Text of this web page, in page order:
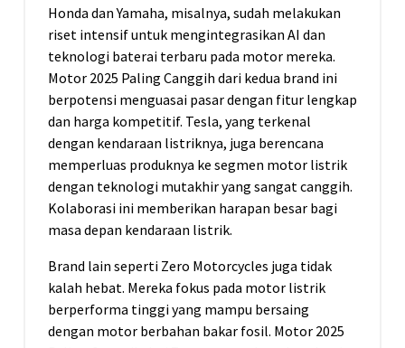
Honda dan Yamaha, misalnya, sudah melakukan
riset intensif untuk mengintegrasikan AI dan
teknologi baterai terbaru pada motor mereka.
Motor 2025 Paling Canggih dari kedua brand ini
berpotensi menguasai pasar dengan fitur lengkap
dan harga kompetitif. Tesla, yang terkenal
dengan kendaraan listriknya, juga berencana
memperluas produknya ke segmen motor listrik
dengan teknologi mutakhir yang sangat canggih.
Kolaborasi ini memberikan harapan besar bagi
masa depan kendaraan listrik.
Brand lain seperti Zero Motorcycles juga tidak
kalah hebat. Mereka fokus pada motor listrik
berperforma tinggi yang mampu bersaing
dengan motor berbahan bakar fosil. Motor 2025